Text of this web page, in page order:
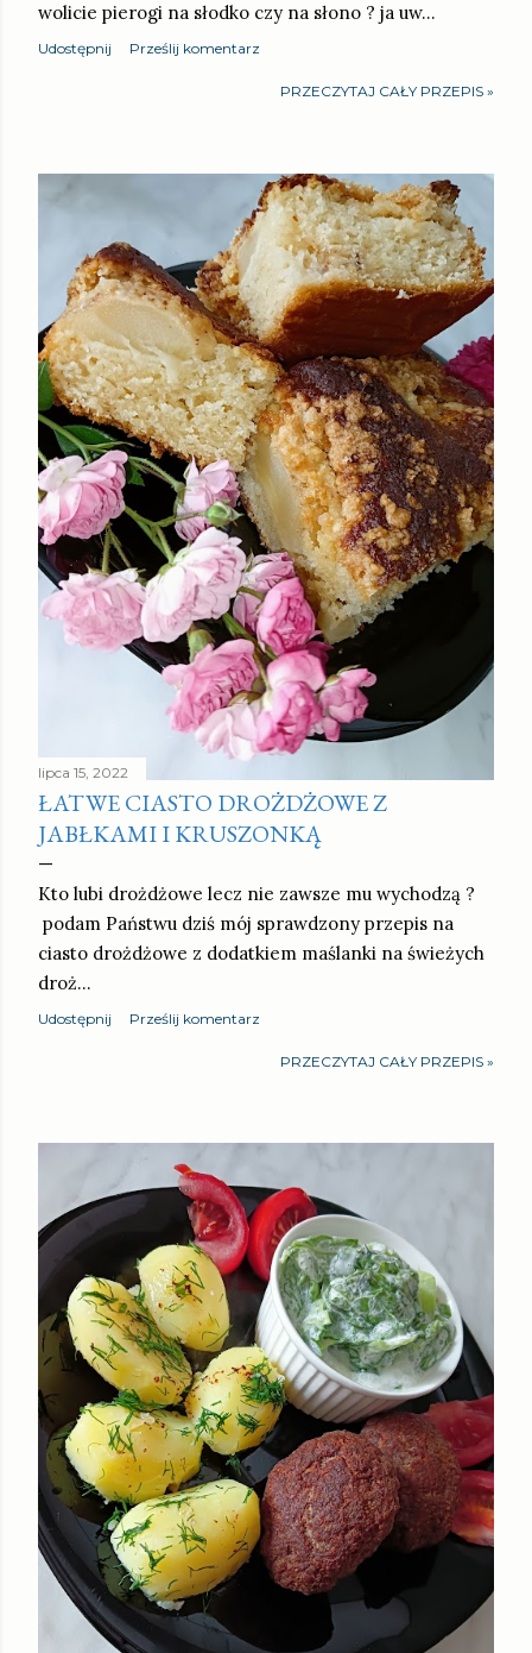
wolicie pierogi na słodko czy na słono ? ja uw…
Udostępnij Prześlij komentarz
PRZECZYTAJ CAŁY PRZEPIS »
lipca 15, 2022
ŁATWE CIASTO DROŻDŻOWE Z
JABŁKAMI I KRUSZONKĄ
Kto lubi drożdżowe lecz nie zawsze mu wychodzą ?
podam Państwu dziś mój sprawdzony przepis na
ciasto drożdżowe z dodatkiem maślanki na świeżych
droż…
Udostępnij Prześlij komentarz
PRZECZYTAJ CAŁY PRZEPIS »